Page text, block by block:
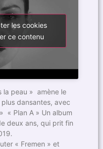
les cookies
ce contenu
la peau » amène le
dansantes, avec
« Plan A » Un album
deux ans, qui prit fin
« Fremen » et